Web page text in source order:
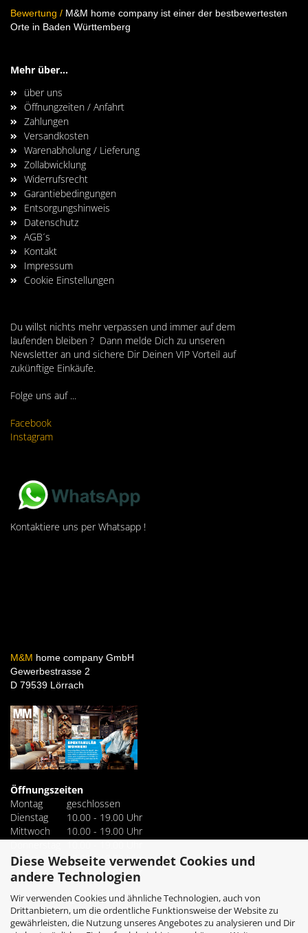
Diese Webseite verwendet Cookies und
andere Technologien
Wir verwenden Cookies und ähnliche Technologien, auch von
Drittanbietern, um die ordentliche Funktionsweise der Website zu
gewährleisten, die Nutzung unseres Angebotes zu analysieren und Dir
Bewertung / M&M home company ist einer der bestbewertesten
Orte in Baden Württemberg
Mehr über...
über uns
Öffnungzeiten / Anfahrt
Zahlungen
Versandkosten
Warenabholung / Lieferung
Zollabwicklung
Widerrufsrecht
Garantiebedingungen
Entsorgungshinweis
Datenschutz
AGB´s
Kontakt
Impressum
Cookie Einstellungen
Du willst nichts mehr verpassen und immer auf dem
laufenden bleiben ? Dann melde Dich zu unseren
Newsletter an und sichere Dir Deinen VIP Vorteil auf
zukünftige Einkäufe.
Folge uns auf ...
Facebook
Instagram
Kontaktiere uns per Whatsapp !
M&M home company GmbH
Gewerbestrasse 2
D 79539 Lörrach
Öffnungszeiten
Montag
geschlossen
Dienstag
10.00 - 19.00 Uhr
Mittwoch
10.00 - 19.00 Uhr
Freitag
10.00 - 19.00 Uhr
Samstag 10.00 - 18.00 Uhr
Tel. +49 7621 4221160
Fax. +49 7621 4221161